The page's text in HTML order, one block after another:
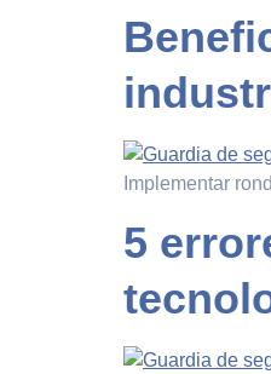
Implementar
5